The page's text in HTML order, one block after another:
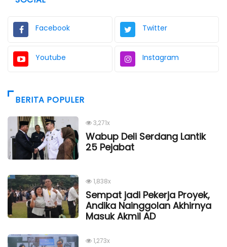
Facebook Twitter
Youtube Instagram
BERITA POPULER
3,271x
Wabup Deli Serdang Lantik
25 Pejabat
1,838x
Sempat jadi Pekerja Proyek,
Andika Nainggolan Akhirnya
Masuk Akmil AD
1,273x